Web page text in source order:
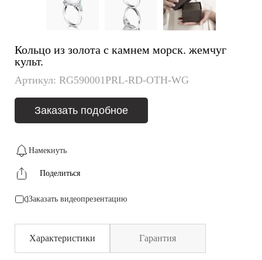
Кольцо из золота с камнем морск. жемчуг
культ.
Артикул: RG590001PRL-RD-OTH-WG
Заказать подобное
Намекнуть
Поделиться
Заказать видеопрезентацию
Характеристики Гарантия